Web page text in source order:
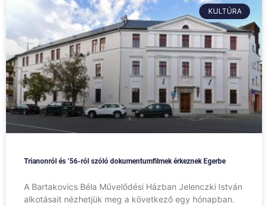
KULTÚRA
Trianonról és ’56-ról szóló dokumentumfilmek érkeznek Egerbe
A Bartakovics Béla Művelődési Házban Jelenczki István
alkotásait nézhetjük meg a következő egy hónapban.